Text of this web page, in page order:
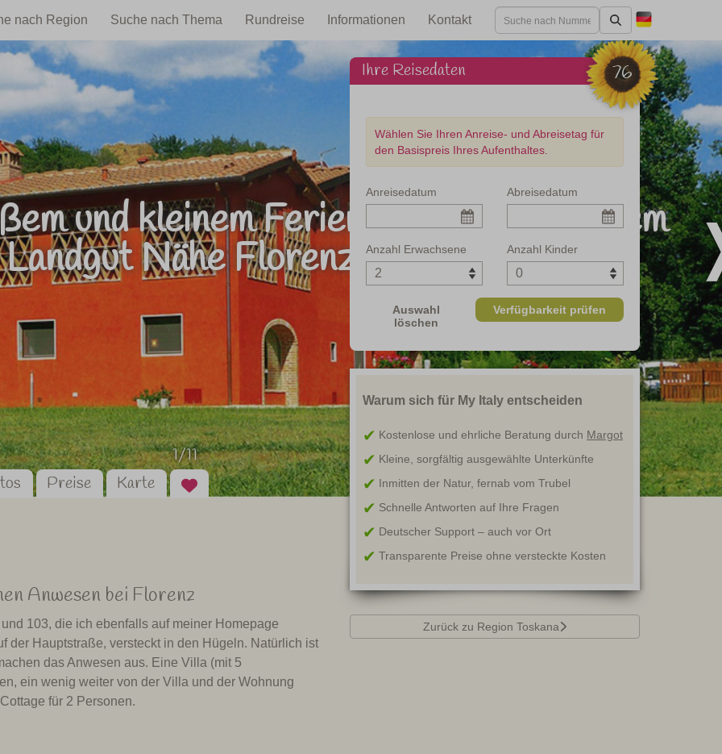
nach Region Suche nach Thema Rundreise Informationen Kontakt
und kleinem Ferienhaus auf herrlichem
Landgut Nähe Florenz
1/11
Preise Karte
Anwesen bei Florenz
103, die ich ebenfalls auf meiner Homepage
der Hauptstraße, versteckt in den Hügeln. Natürlich ist
das Anwesen aus. Eine Villa (mit 5
ein wenig weiter von der Villa und der Wohnung
für 2 Personen.
76
Ihre Reisedaten
Wählen Sie Ihren Anreise- und Abreisetag für
den Basispreis Ihres Aufenthaltes.
Anreisedatum Abreisedatum
Anzahl Erwachsene Anzahl Kinder
Auswahl
löschen
Verfügbarkeit prüfen
Warum sich für My Italy entscheiden
Kostenlose und ehrliche Beratung durch Margot
Kleine, sorgfältig ausgewählte Unterkünfte
Inmitten der Natur, fernab vom Trubel
Schnelle Antworten auf Ihre Fragen
Deutscher Support – auch vor Ort
Transparente Preise ohne versteckte Kosten
Zurück zu Region Toskana